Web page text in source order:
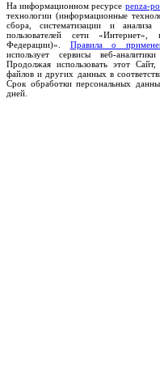
На информационном ресурсе penza-
технологии (информационные
сбора, систематизации и
пользователей сети
Федерации)». Правила о
использует сервисы веб-
Продолжая использовать этот
файлов и других данных в
Срок обработки персональных
дней.